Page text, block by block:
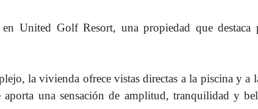
United Golf Resort, una propiedad que destaca
la vivienda ofrece vistas directas a la piscina y a
una sensación de amplitud, tranquilidad y